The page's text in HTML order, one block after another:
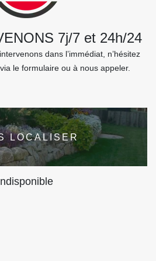
7j/7 et 24h/24
dans l’immédiat, n’hésitez
le formulaire ou à nous appeler.
LOCALISER